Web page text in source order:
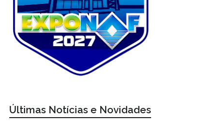
Últimas Notícias e Novidades